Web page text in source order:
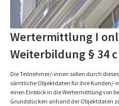
Wertermittlung I
Weiterbildung § 34 c
Die Teilnehmer/-innen sollen durch
sämtliche Objektdaten für ihre
einen Einblick in die Wertermittlung von
Grundstücken anhand der Objektdaten